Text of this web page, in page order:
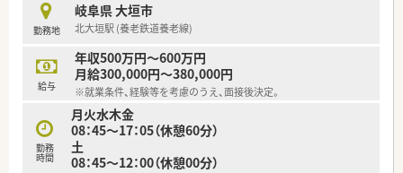
勤務地
岐阜県 大垣市
北大垣駅 (養老鉄道養老線)
給与
年収500万円～600万円
月給300,000円～380,000円
※就業条件、経験等を考慮のうえ、面接後決定。
勤務
時間
月火水木金
08：45～17：05（休憩60分）
土
08：45～12：00（休憩00分）